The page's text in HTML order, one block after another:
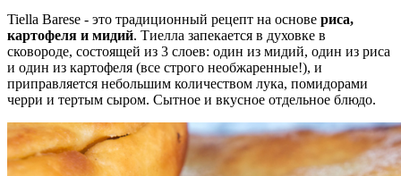
Tiella Barese - это традиционный рецепт на основе риса,
картофеля и мидий. Тиелла запекается в духовке в
сковороде, состоящей из 3 слоев: один из мидий, один из риса
и один из картофеля (все строго необжаренные!), и
приправляется небольшим количеством лука, помидорами
черри и тертым сыром. Сытное и вкусное отдельное блюдо.